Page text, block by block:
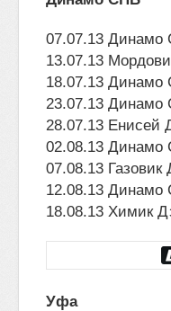
07.07.13 Динамо
13.07.13
18.07.13 Динамо
23.07.13
28.07.13 Енисей
02.08.13 Динамо
07.08.13
12.08.13
18.08.13 Химик
Уфа